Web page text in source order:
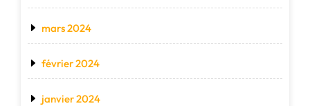
mars 2024
février 2024
janvier 2024